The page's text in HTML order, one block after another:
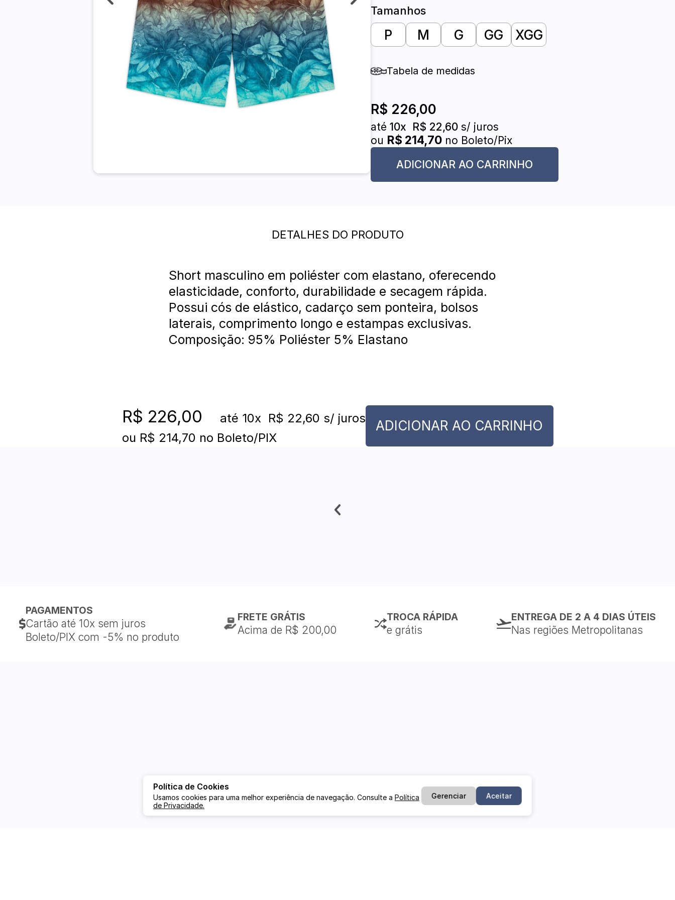
Tamanhos
P M G GG XGG
Tabela de medidas
ADICIONAR AO CARRINHO
R$ 226,00
até10x R$ 22,60 s/ juros
ou R$ 214,70 no Boleto/Pix
DETALHES DO PRODUTO
Short masculino em poliéster com elastano, oferecendo
elasticidade, conforto, durabilidade e secagem rápida.
Possui cós de elástico, cadarço sem ponteira, bolsos
laterais, comprimento longo e estampas exclusivas.
Composição: 95% Poliéster 5% Elastano
ADICIONAR AO CARRINHO
R$ 226,00 até 10x R$ 22,60 s/ juros
ou R$ 214,70 no Boleto/PIX
PAGAMENTOS
Cartão até 10x sem juros
Boleto/PIX com -5% no produto
FRETE GRÁTIS
Acima de R$ 200,00
TROCA RÁPIDA
e grátis
ENTREGA DE 2 A 4 DIAS ÚTEIS
Nas regiões Metropolitanas
Política de Cookies
Usamos cookies para uma melhor experiência de navegação. Consulte a Política
de Privacidade.
Gerenciar Aceitar